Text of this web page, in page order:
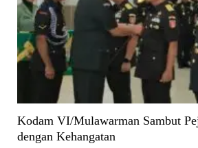
Kodam VI/Mulawarman Sambut
dengan Kehangatan